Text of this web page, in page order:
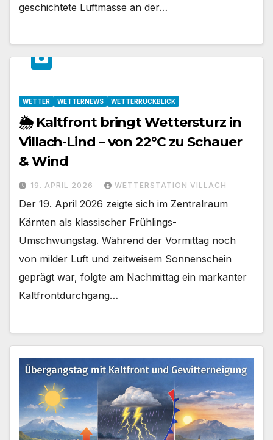
geschichtete Luftmasse an der…
WETTER WETTERNEWS WETTERRÜCKBLICK
🌦️ Kaltfront bringt Wettersturz in
Villach-Lind – von 22°C zu Schauer
& Wind
19. APRIL 2026 WETTERSTATION VILLACH
Der 19. April 2026 zeigte sich im Zentralraum
Kärnten als klassischer Frühlings-
Umschwungstag. Während der Vormittag noch
von milder Luft und zeitweisem Sonnenschein
geprägt war, folgte am Nachmittag ein markanter
Kaltfrontdurchgang…